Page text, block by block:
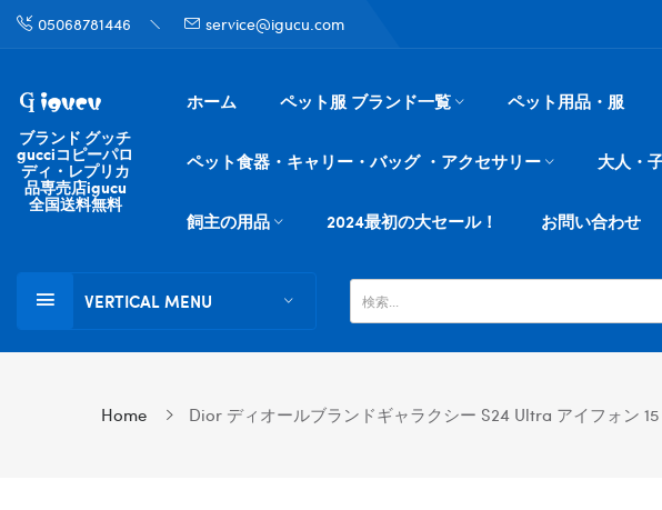
05068781446 service@igucu.com
ブランド グッチ
gucciコピーパロ
ディ・レプリカ
品専売店igucu
全国送料無料
ホーム ペット服 ブランド一覧 ペット用品・服
ペット食器・キャリー・バッグ ・アクセサリー 大人・
飼主の用品 2024最初の大セール！ お問い合わせ
VERTICAL MENU
Home Dior ディオールブランドギャラクシー S24 Ultra アイフォン